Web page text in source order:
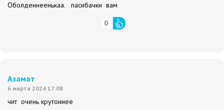
Оболденнеенькаа. пасибачки вам
0
Азамат
6 марта 2024 17:08
чит очень крутоииее